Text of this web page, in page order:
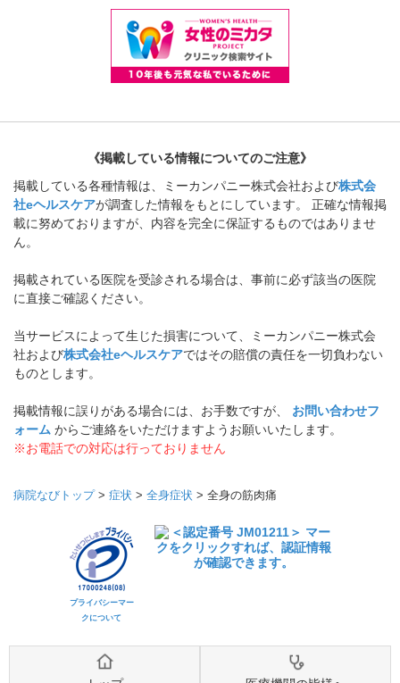
《掲載している情報についてのご注意》
掲載している各種情報は、ミーカンパニー株式会社および株式会
社eヘルスケアが調査した情報をもとにしています。 正確な情報掲
載に努めておりますが、内容を完全に保証するものではありませ
ん。
掲載されている医院を受診される場合は、事前に必ず該当の医院
に直接ご確認ください。
当サービスによって生じた損害について、ミーカンパニー株式会
社および株式会社eヘルスケアではその賠償の責任を一切負わない
ものとします。
掲載情報に誤りがある場合には、お手数ですが、 お問い合わせフ
ォーム からご連絡をいただけますようお願いいたします。
※お電話での対応は行っておりません
病院なびトップ> 症状 > 全身症状 > 全身の筋肉痛
プライバシーマー
クについて